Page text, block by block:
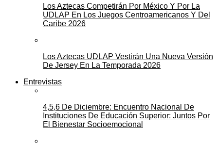
Los Aztecas Competirán Por México Y Por La
UDLAP En Los Juegos Centroamericanos Y Del
Caribe 2026
Los Aztecas UDLAP Vestirán Una Nueva Versión
De Jersey En La Temporada 2026
Entrevistas
4,5,6 De Diciembre: Encuentro Nacional De
Instituciones De Educación Superior: Juntos Por
El Bienestar Socioemocional